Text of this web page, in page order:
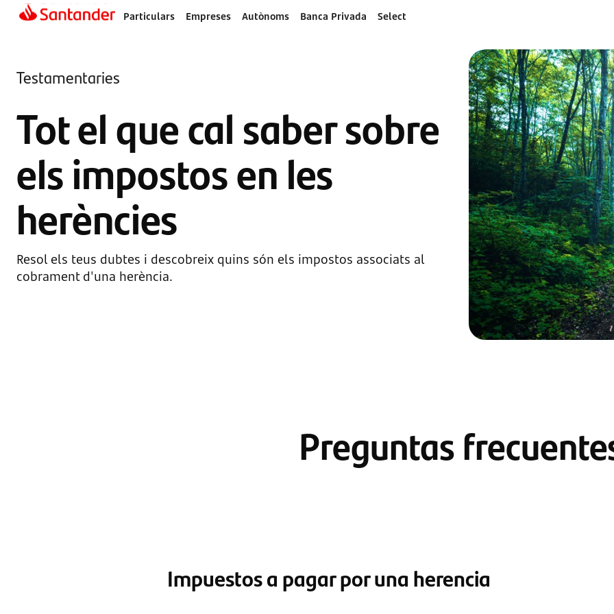
Particulars Empreses Autònoms Banca Privada Select
Testamentaries
Tot el que cal saber sobre
els impostos en les
herències
Resol els teus dubtes i descobreix quins són els impostos associats al
cobrament d'una herència.
Preguntas
Impuestos a pagar por una herencia